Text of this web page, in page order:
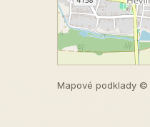
Mapové podklady ©